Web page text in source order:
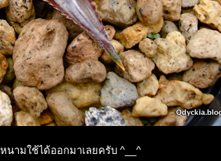
นามใช้ได้ออกมาเลยครับ ^__^